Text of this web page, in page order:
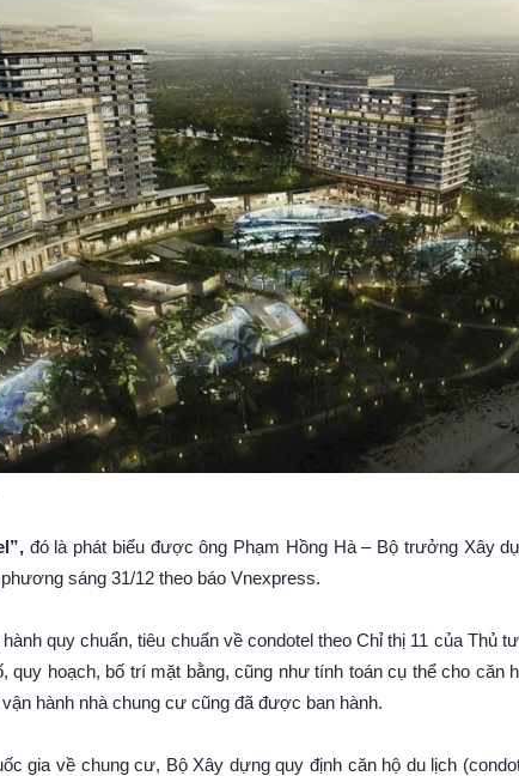
đó là phát biểu được ông Phạm Hồng Hà – Bộ trưởng Xây
sáng 31/12 theo báo Vnexpress.
quy chuẩn, tiêu chuẩn về condotel theo Chỉ thị 11 của Thủ
quy hoạch, bố trí mặt bằng, cũng như tính toán cụ thể cho căn
hành nhà chung cư cũng đã được ban hành.
gia về chung cư, Bộ Xây dựng quy định căn hộ du lịch